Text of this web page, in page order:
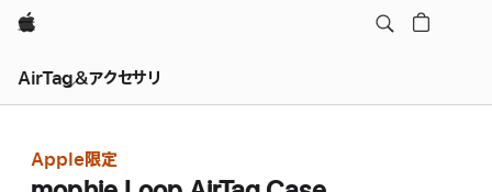
Apple
AirTag＆アクセサリ
Apple限定